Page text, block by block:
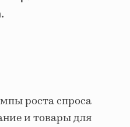
роста спроса
и товары для